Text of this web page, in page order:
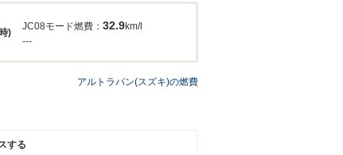
)
JC08モード燃費： 32.9km/l
---
アルトラパン(スズキ)の燃費
する